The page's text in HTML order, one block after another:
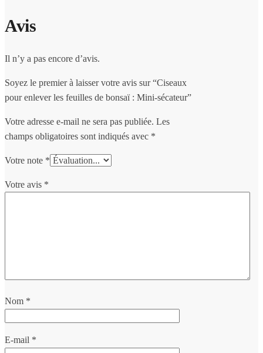
Avis
Il n’y a pas encore d’avis.
Soyez le premier à laisser votre avis sur “Ciseaux
pour enlever les feuilles de bonsaï : Mini-sécateur”
Votre adresse e-mail ne sera pas publiée. Les
champs obligatoires sont indiqués avec *
Votre note *
Votre avis *
Nom *
E-mail *